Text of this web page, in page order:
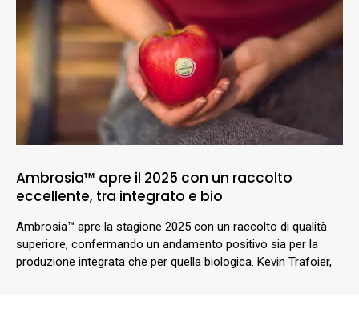
Ambrosia™ apre il 2025 con un raccolto
eccellente, tra integrato e bio
Ambrosia™ apre la stagione 2025 con un raccolto di qualità
superiore, confermando un andamento positivo sia per la
produzione integrata che per quella biologica. Kevin Trafoier,